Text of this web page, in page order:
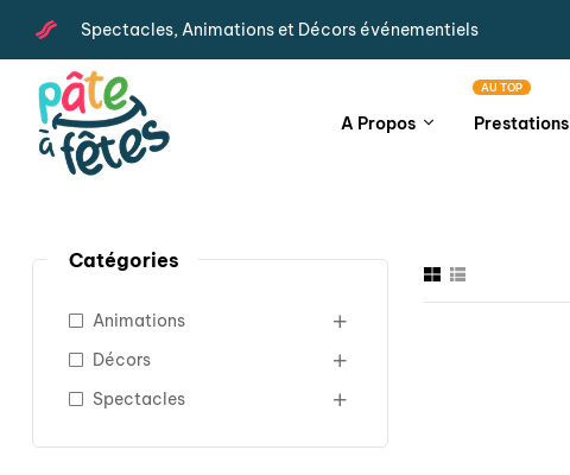
Spectacles, Animations et Décors événementiels
A Propos Prestations
AU TOP
Catégories
Animations
Décors
Spectacles